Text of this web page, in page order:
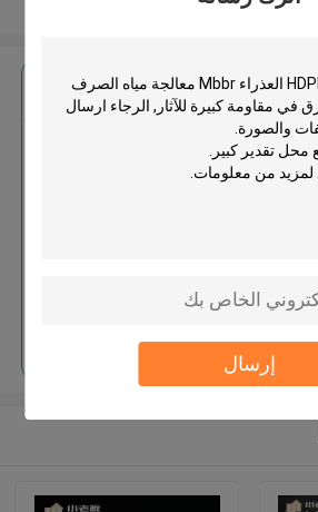
إرسال
على افضل سعر ل
مياه الصرف الصحي وسائط الغرق